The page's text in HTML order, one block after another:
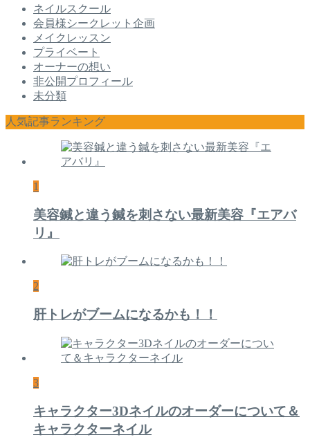
ネイルスクール
会員様シークレット企画
メイクレッスン
プライベート
オーナーの想い
非公開プロフィール
未分類
人気記事ランキング
1
美容鍼と違う鍼を刺さない最新美容『エアバ
リ』
2
肝トレがブームになるかも！！
3
キャラクター3Dネイルのオーダーについて＆
キャラクターネイル